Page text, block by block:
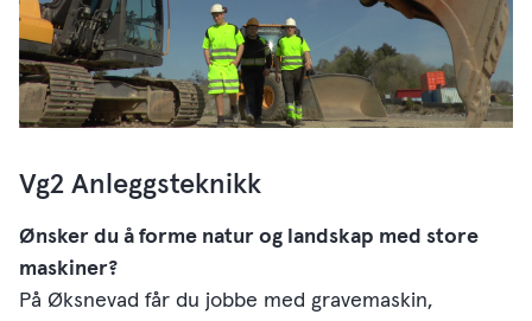
Vg2 Anleggsteknikk
Ønsker du å forme natur og landskap med store
maskiner?
På Øksnevad får du jobbe med gravemaskin,